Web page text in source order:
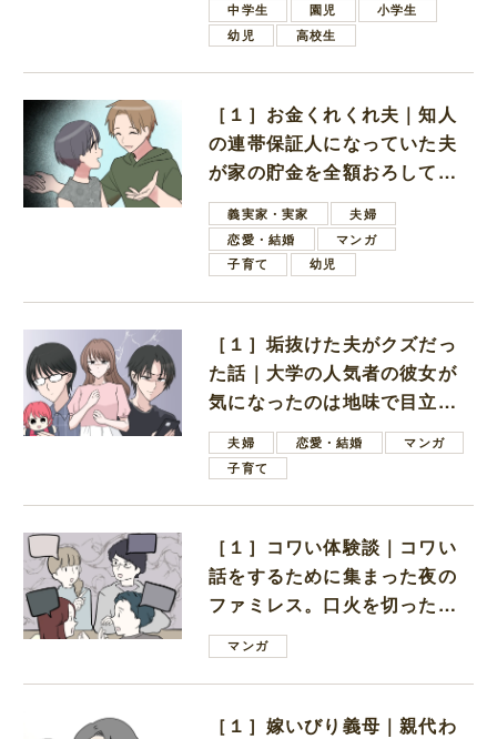
中学生
園児
小学生
幼児
高校生
［１］お金くれくれ夫｜知人
の連帯保証人になっていた夫
が家の貯金を全額おろしてほ
しいと言ってきた
義実家・実家
夫婦
恋愛・結婚
マンガ
子育て
幼児
［１］垢抜けた夫がクズだっ
た話｜大学の人気者の彼女が
気になったのは地味で目立た
ない男子学生
夫婦 恋愛・結婚
マンガ
子育て
［１］コワい体験談｜コワい
話をするために集まった夜の
ファミレス。口火を切ったの
は電車好きの男の子ママ
マンガ
［１］嫁いびり義母｜親代わ